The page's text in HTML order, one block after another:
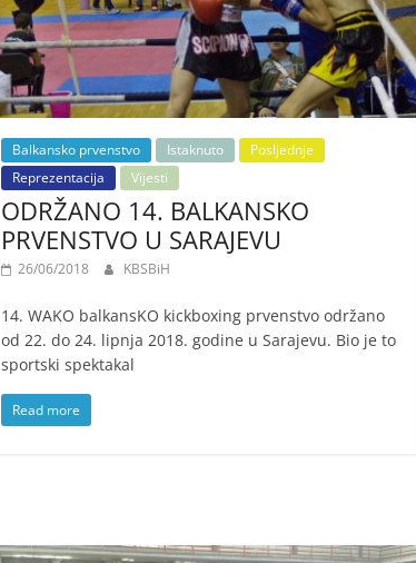
Balkansko prvenstvo Istaknuto
Posljednje
Reprezentacija
Vijesti
ODRŽANO 14. BALKANSKO
PRVENSTVO U SARAJEVU
26/06/2018 KBSBiH
14. WAKO balkansKO kickboxing prvenstvo održano
od 22. do 24. lipnja 2018. godine u Sarajevu. Bio je to
sportski spektakal
Read more